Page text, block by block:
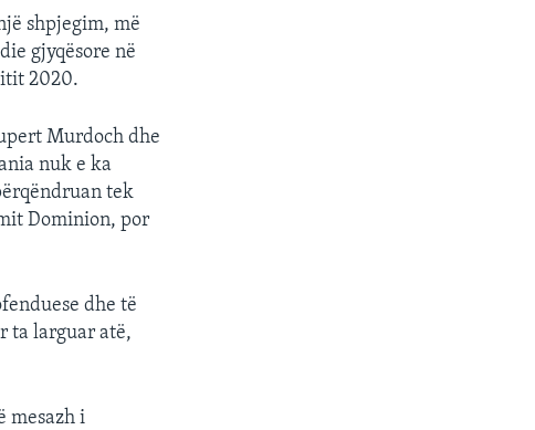
shpjegim, më
gjyqësore në
2020.
Murdoch dhe
nuk e ka
tek
Dominion, por
dhe të
ta larguar atë,
mesazh i